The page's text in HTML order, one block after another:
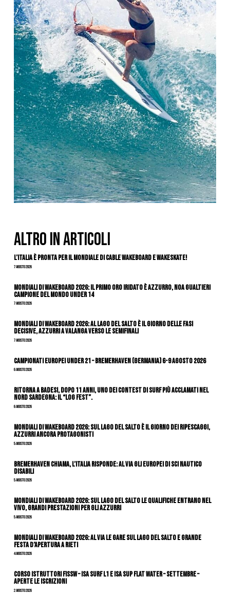
ALTRO IN ARTICOLI
L’Italia è pronta per il Mondiale di Cable Wakeboard e Wakeskate!
7 Agosto 2026
Mondiali di Wakeboard 2026: il primo oro iridato è azzurro, Noa Gualtieri
campione del mondo Under 14
7 Agosto 2026
Mondiali di Wakeboard 2026: al Lago del Salto è il giorno delle fasi
decisive, azzurri a valanga verso le semifinali
7 Agosto 2026
Campionati Europei Under 21 – Bremerhaven (Germania) 6-9 agosto 2026
6 Agosto 2026
Ritorna a Badesi, dopo 11 anni, uno dei contest di surf più acclamati nel
nord Sardegna: il “Log Fest”.
6 Agosto 2026
Mondiali di Wakeboard 2026: sul Lago del Salto è il giorno dei ripescaggi,
azzurri ancora protagonisti
5 Agosto 2026
Bremerhaven chiama, l’Italia risponde: al via gli Europei di Sci Nautico
Disabili
5 Agosto 2026
Mondiali di Wakeboard 2026: sul Lago del Salto le qualifiche entrano nel
vivo, grandi prestazioni per gli azzurri
5 Agosto 2026
Mondiali di Wakeboard 2026: al via le gare sul Lago del Salto e grande
festa d’apertura a Rieti
4 Agosto 2026
CORSO ISTRUTTORI FISSW – ISA SURF L1 e ISA SUP Flat Water – SETTEMBRE –
APERTE LE ISCRIZIONI
2 Agosto 2026